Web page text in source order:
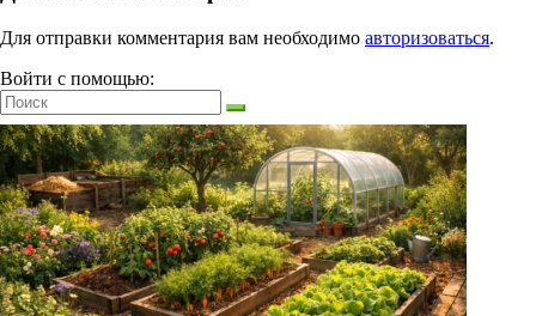
Для отправки комментария вам необходимо авторизоваться.
Войти с помощью: